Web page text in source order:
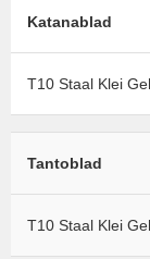
Katanablad
T10 Staal Klei
Tantoblad
T10 Staal Klei